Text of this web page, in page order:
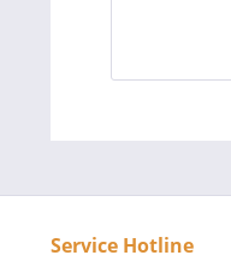
Service Hotline